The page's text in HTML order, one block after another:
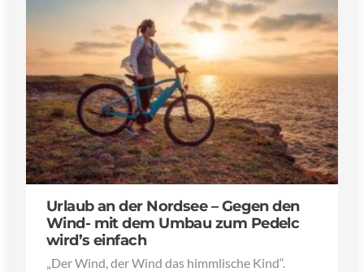
Urlaub an der Nordsee – Gegen den
Wind- mit dem Umbau zum Pedelc
wird’s einfach
„Der Wind, der Wind das himmlische Kind“.